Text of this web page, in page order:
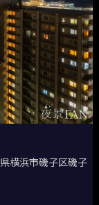
横浜市磯子区磯子